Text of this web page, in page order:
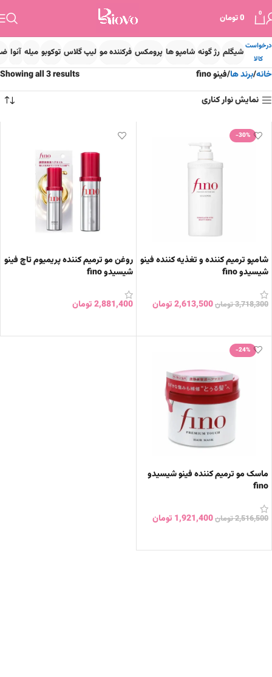
0
0تومان
درخواست
کالا
شیگلم رژ گونه شامپو ها پرومکس فرکننده مو لیپ گلاس توکوبو میله آنوا
خانه برند ها فینو fino
Showing all 3 results
نمایش نوار کناری
-30%
شامپو ترمیم کننده و تغذیه کننده فینو
شیسیدو fino
3,718,300تومان2,613,500تومان
روغن مو ترمیم کننده پریمیوم تاچ فینو
شیسیدو fino
2,881,400تومان
-24%
ماسک مو ترمیم کننده فینو شیسیدو
fino
2,516,500تومان1,921,400 تومان